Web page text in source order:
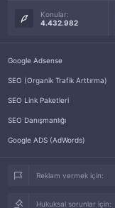
Konular:
4.432.982
Google Adsense
SEO (Organik Trafik Arttırma)
SEO Link Paketleri
SEO Danışmanlığı
Google ADS (AdWords)
Reklam vermek için:
Hukuksal sorunlar için: